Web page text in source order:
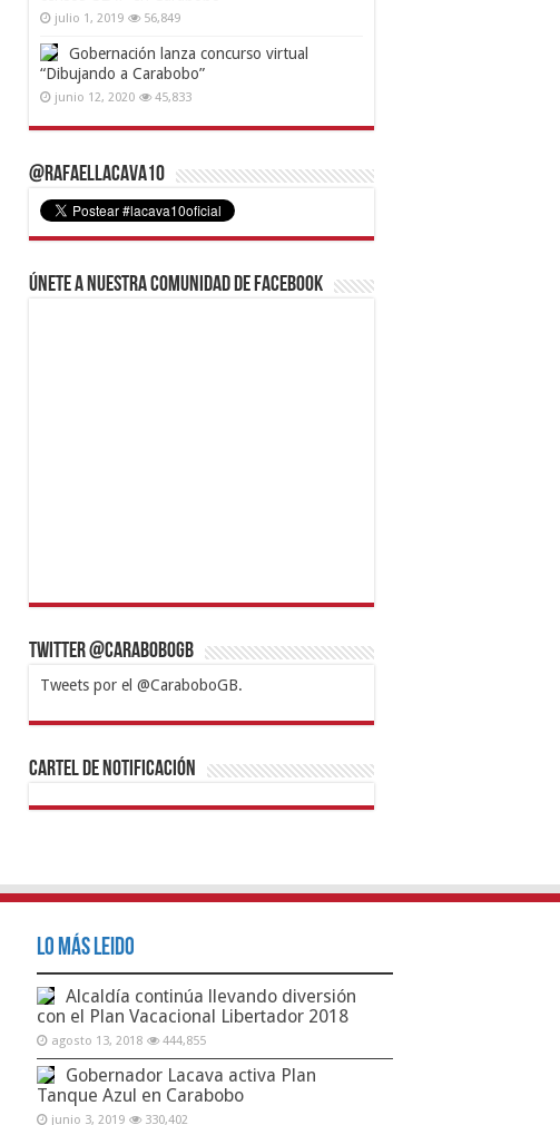
julio 1, 2019 56,849
Gobernación lanza concurso virtual
“Dibujando a Carabobo”
junio 12, 2020 45,833
@RafaelLacava10
Únete a nuestra comunidad de Facebook
Twitter @CaraboboGB
Tweets por el @CaraboboGB.
1xbetBetturkeyBetistKralbetSupertotobetTipobet
https://mvbcasino.com/
Cartel de Notificación
Lo Más Leido
Alcaldía continúa llevando diversión
con el Plan Vacacional Libertador 2018
agosto 13, 2018 444,855
Gobernador Lacava activa Plan
Tanque Azul en Carabobo
junio 3, 2019 330,402